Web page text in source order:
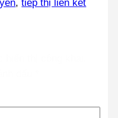
, tiếp thị liên kết